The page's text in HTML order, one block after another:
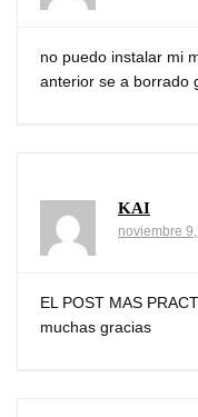
no puedo instalar mi
anterior se a borrado
KAI
noviembre
EL POST MAS
muchas gracias